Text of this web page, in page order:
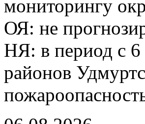
мониторингу
ОЯ: не
НЯ: в период с 6
районов